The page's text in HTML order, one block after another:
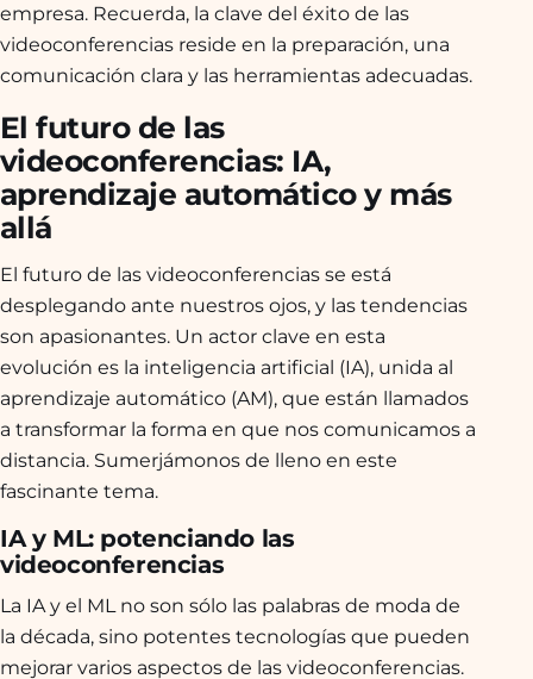
empresa. Recuerda, la clave del éxito de las
videoconferencias reside en la preparación, una
comunicación clara y las herramientas adecuadas.
El futuro de las
videoconferencias: IA,
aprendizaje automático y más
allá
El futuro de las videoconferencias se está
desplegando ante nuestros ojos, y las tendencias
son apasionantes. Un actor clave en esta
evolución es la inteligencia artificial (IA), unida al
aprendizaje automático (AM), que están llamados
a transformar la forma en que nos comunicamos a
distancia. Sumerjámonos de lleno en este
fascinante tema.
IA y ML: potenciando las
videoconferencias
La IA y el ML no son sólo las palabras de moda de
la década, sino potentes tecnologías que pueden
mejorar varios aspectos de las videoconferencias.